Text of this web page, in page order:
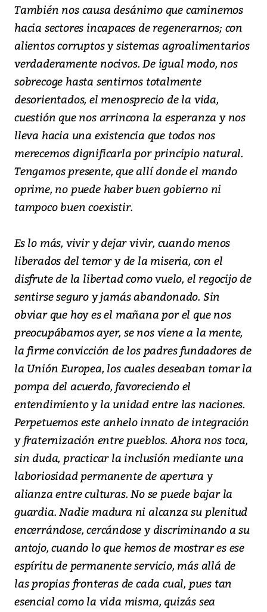
También nos causa desánimo que caminemos
hacia sectores incapaces de regenerarnos; con
alientos corruptos y sistemas agroalimentarios
verdaderamente nocivos. De igual modo, nos
sobrecoge hasta sentirnos totalmente
desorientados, el menosprecio de la vida,
cuestión que nos arrincona la esperanza y nos
lleva hacia una existencia que todos nos
merecemos dignificarla por principio natural.
Tengamos presente, que allí donde el mando
oprime, no puede haber buen gobierno ni
tampoco buen coexistir.
Es lo más, vivir y dejar vivir, cuando menos
liberados del temor y de la miseria, con el
disfrute de la libertad como vuelo, el regocijo de
sentirse seguro y jamás abandonado. Sin
obviar que hoy es el mañana por el que nos
preocupábamos ayer, se nos viene a la mente,
la firme convicción de los padres fundadores de
la Unión Europea, los cuales deseaban tomar la
pompa del acuerdo, favoreciendo el
entendimiento y la unidad entre las naciones.
Perpetuemos este anhelo innato de integración
y fraternización entre pueblos. Ahora nos toca,
sin duda, practicar la inclusión mediante una
laboriosidad permanente de apertura y
alianza entre culturas. No se puede bajar la
guardia. Nadie madura ni alcanza su plenitud
encerrándose, cercándose y discriminando a su
antojo, cuando lo que hemos de mostrar es ese
espíritu de permanente servicio, más allá de
las propias fronteras de cada cual, pues tan
esencial como la vida misma, quizás sea